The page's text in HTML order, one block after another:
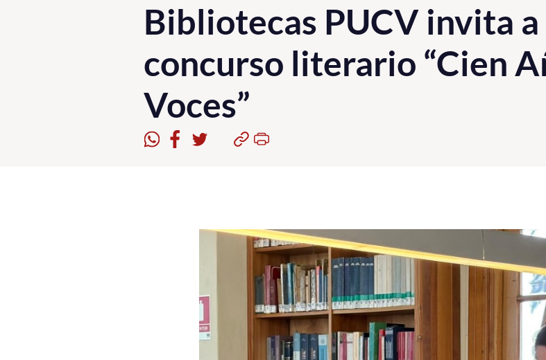
Bibliotecas PUCV invita
concurso literario “Cien
Voces”